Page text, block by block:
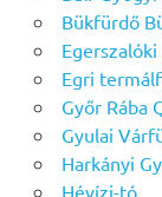
Bükfürdő
Egri
Győr Rába
Gyulai
Harkányi
Hévízi-tó